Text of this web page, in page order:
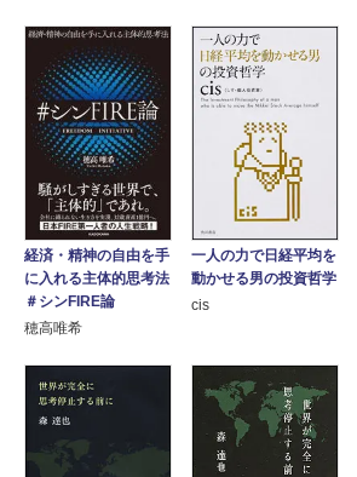
経済・精神の自由を手
に入れる主体的思考法
＃シンFIRE論
穂高唯希
一人の力で日経平均を
動かせる男の投資哲学
cis